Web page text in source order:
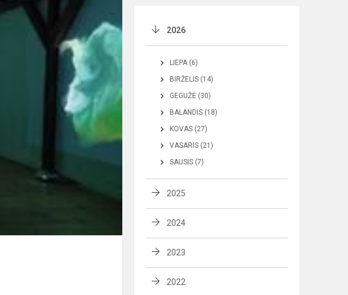
2026
LIEPA (6)
BIRŽELIS (14)
GEGUŽĖ (30)
BALANDIS (18)
KOVAS (27)
VASARIS (21)
SAUSIS (7)
2025
2024
2023
2022